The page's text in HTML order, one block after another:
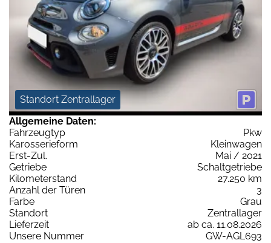
Standort Zentrallager
Allgemeine Daten:
Fahrzeugtyp
Pkw
Karosserieform
Kleinwagen
Erst-Zul.
Mai / 2021
Getriebe
Schaltgetriebe
Kilometerstand
27.250 km
Anzahl der Türen
3
Farbe
Grau
Standort
Zentrallager
Lieferzeit
ab ca. 11.08.2026
Unsere Nummer
GW-AGL693